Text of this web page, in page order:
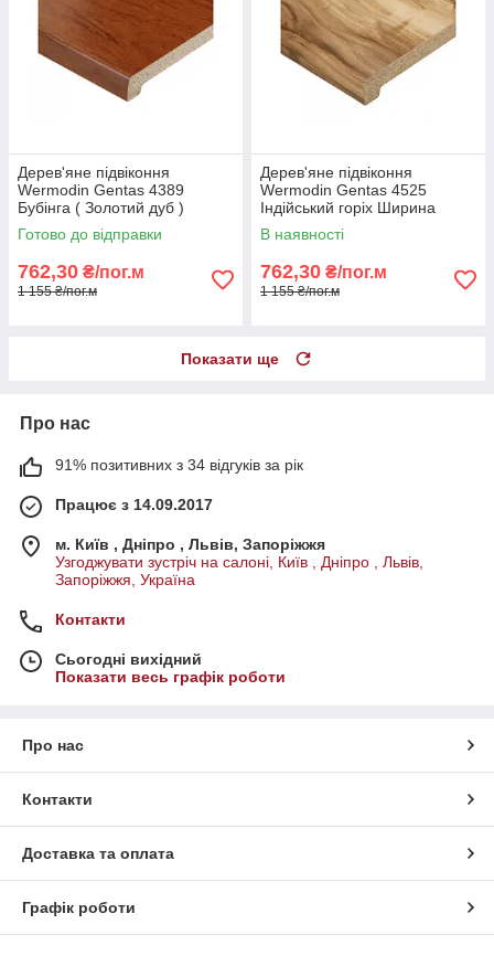
Дерев'яне підвіконня
Wermodin Gentas 4389
Бубінга ( Золотий дуб )
Ширина 100мм
Готово до відправки
762,30 ₴/пог.м
1 155 ₴/пог.м
Дерев'яне підвіконня
Wermodin Gentas 4525
Індійський горіх Ширина
100мм
В наявності
762,30 ₴/пог.м
1 155 ₴/пог.м
Показати ще
Про нас
91% позитивних з 34 відгуків за рік
Працює з 14.09.2017
м. Київ , Дніпро , Львів, Запоріжжя
Узгоджувати зустріч на салоні, Київ , Дніпро , Львів,
Запоріжжя, Україна
Контакти
Сьогодні вихідний
Показати весь графік роботи
Про нас
Контакти
Доставка та оплата
Графік роботи